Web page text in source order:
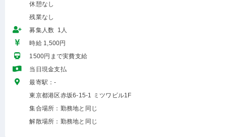
休憩なし
残業なし
募集人数 1人
時給 1,500円
1500円まで実費支給
当日現金支払
最寄駅：-
東京都港区赤坂6-15-1 ミツワビル1F
集合場所：勤務地と同じ
解散場所：勤務地と同じ